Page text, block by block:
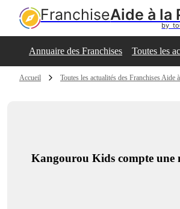
FranchiseAide à la
by
Annuaire des Franchises Toutes les
Accueil Toutes les actualités des Franchises Aide
Kangourou Kids compte une